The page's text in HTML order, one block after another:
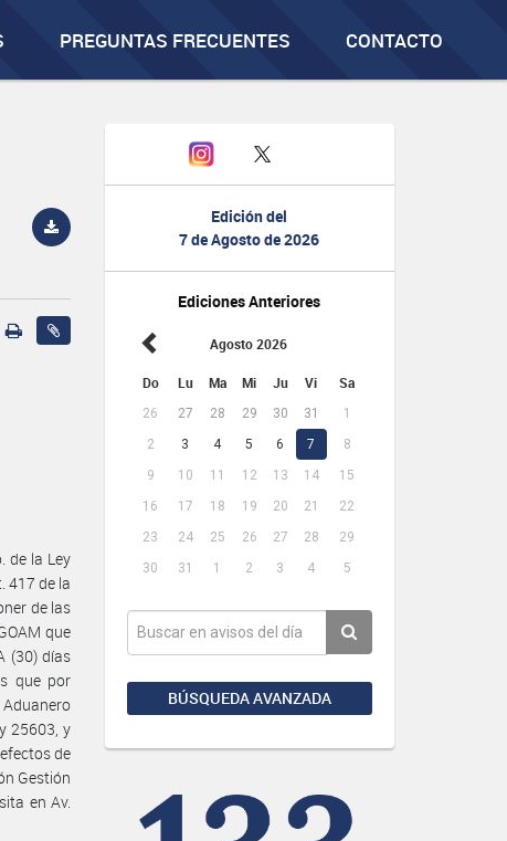
PREGUNTAS FRECUENTES CONTACTO
Edición del
7 de Agosto de 2026
Ediciones Anteriores
Agosto 2026
Do Lu Ma Mi Ju Vi Sa
26 27 28 29 30 31
1
2
3 4 5 6 7
8
9
10 11 12 13 14
15
16
17 18 19 20 21
22
23
24 25 26 27 28
29
30
31 1 2 3 4 5
BÚSQUEDA AVANZADA
de la Ley
417 de la
de las
que
(30) días
que por
25603, y
de
Gestión
en Av.